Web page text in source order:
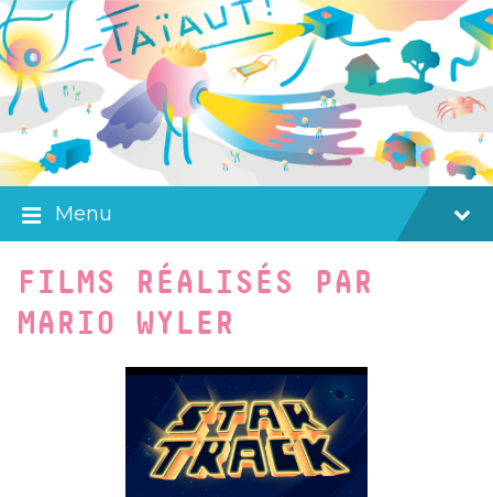
Skip
to
content
Skip
to
main
navigation
Skip
to
footer
Menu
FILMS RÉALISÉS PAR
MARIO WYLER